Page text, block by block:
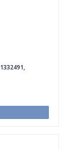
1332491,